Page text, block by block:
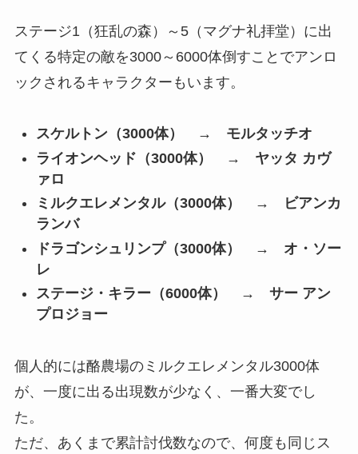
ステージ1（狂乱の森）～5（マグナ礼拝堂）に出
てくる特定の敵を3000～6000体倒すことでアンロ
ックされるキャラクターもいます。
スケルトン（3000体） → モルタッチオ
ライオンヘッド（3000体） → ヤッタ カヴ
ァロ
ミルクエレメンタル（3000体） → ビアンカ
ランバ
ドラゴンシュリンプ（3000体） → オ・ソー
レ
ステージ・キラー（6000体） → サー アン
プロジョー
個人的には酪農場のミルクエレメンタル3000体
が、一度に出る出現数が少なく、一番大変でし
た。
ただ、あくまで累計討伐数なので、何度も同じス